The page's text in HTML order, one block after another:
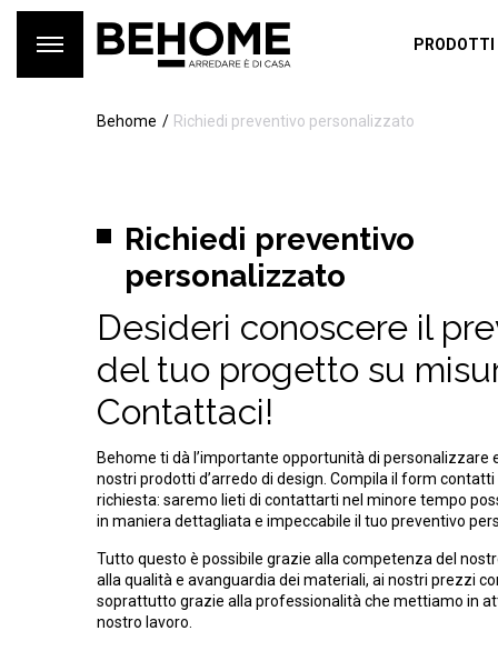
PRODOTTI
Behome Richiedi preventivo personalizzato
Richiedi preventivo
personalizzato
Desideri conoscere il
del tuo progetto su
Contattaci!
Behome ti dà l’importante opportunità di personalizzare
nostri prodotti d’arredo di design. Compila il form contatti
richiesta: saremo lieti di contattarti nel minore tempo
in maniera dettagliata e impeccabile il tuo preventivo
Tutto questo è possibile grazie alla competenza del
alla qualità e avanguardia dei materiali, ai nostri prezzi
soprattutto grazie alla professionalità che mettiamo in
nostro lavoro.